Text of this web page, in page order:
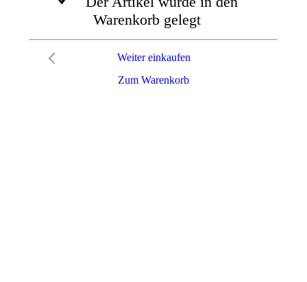
Warenkorb gelegt
Zum Warenkorb
Weiter einkaufen